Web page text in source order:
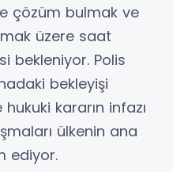
çözüm bulmak ve
üzere saat
bekleniyor. Polis
bekleyişi
kararın infazı
ülkenin ana
ediyor.